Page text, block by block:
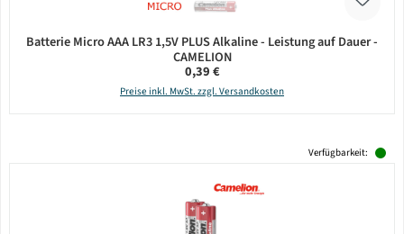
Batterie Micro AAA LR3 1,5V PLUS Alkaline - Leistung auf Dauer -
CAMELION
Regulärer Preis:
0,39 €
Preise inkl. MwSt. zzgl. Versandkosten
Verfügbarkeit: